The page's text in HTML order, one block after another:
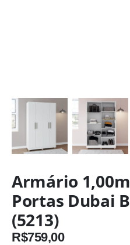
Armário
Portas Dubai
(5213)
R$759,00